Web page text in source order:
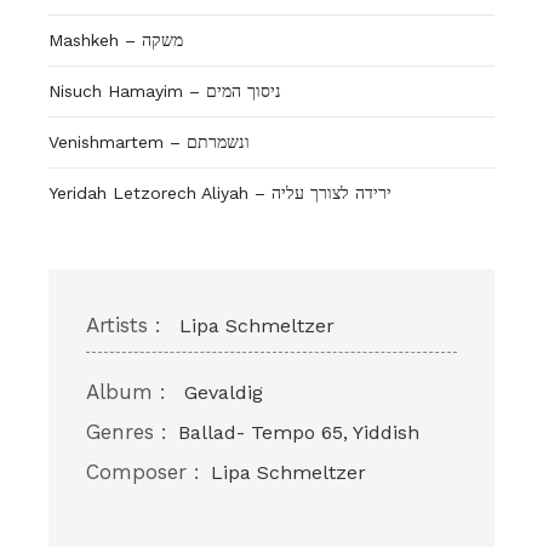
Mashkeh – משקה
Nisuch Hamayim – ניסוך המים
Venishmartem – ונשמרתם
Yeridah Letzorech Aliyah – ירידה לצורך עליה
Artists : Lipa Schmeltzer
Album : Gevaldig
Genres : Ballad- Tempo 65, Yiddish
Composer : Lipa Schmeltzer